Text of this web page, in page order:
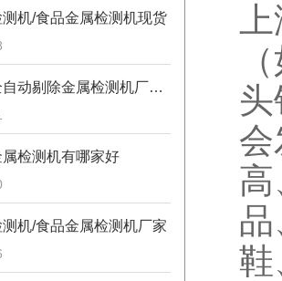
机/食品金属检测机现货
奶制品盒装全自动剔除金属检测机厂家生产
检测机有哪家好
机/食品金属检测机厂家
鞋